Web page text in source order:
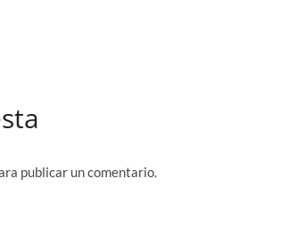
publicar un comentario.